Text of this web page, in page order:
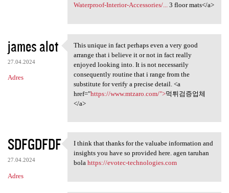
Waterproof-Interior-Accessories/...3 floor mats</a>
james alot
27.04.2024
Adres
This unique in fact perhaps
This unique in fact perhaps even a very good
arrange that i believe it or not in fact really
enjoyed looking into. It is not necessarily
consequently routine that i range from the
substitute for verify a precise detail. <a
href="https://www.mtzaro.com/">먹튀검증업체
</a>
SDFGDFDF
27.04.2024
Adres
I think that thanks for the
I think that thanks for the valuabe information and
insights you have so provided here. agen taruhan
bola https://evotec-technologies.com